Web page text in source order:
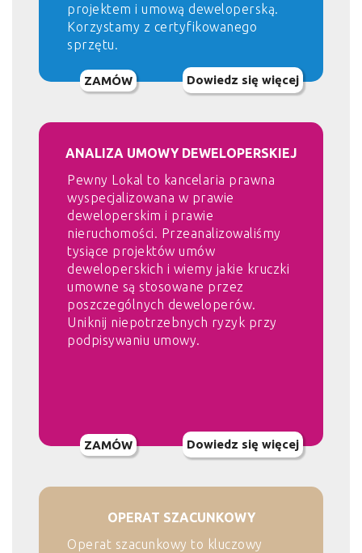
projektem i umową deweloperską.
Korzystamy z certyfikowanego
sprzętu.
ZAMÓW Dowiedz się więcej
ANALIZA UMOWY DEWELOPERSKIEJ
Pewny Lokal to kancelaria prawna
wyspecjalizowana w prawie
deweloperskim i prawie
nieruchomości. Przeanalizowaliśmy
tysiące projektów umów
deweloperskich i wiemy jakie kruczki
umowne są stosowane przez
poszczególnych deweloperów.
Uniknij niepotrzebnych ryzyk przy
podpisywaniu umowy.
ZAMÓW Dowiedz się więcej
OPERAT SZACUNKOWY
Operat szacunkowy to kluczowy